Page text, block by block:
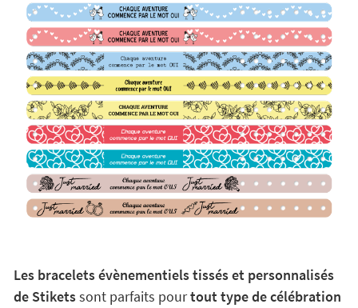
Les bracelets évènementiels tissés et personnalisés
de Stiketssont parfaits pourtout type de célébration